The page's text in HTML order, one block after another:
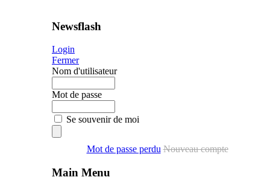
Newsflash
Login
Fermer
Nom d'utilisateur
Mot de passe
Se souvenir de moi
Mot de passe perdu Nouveau compte
Main Menu